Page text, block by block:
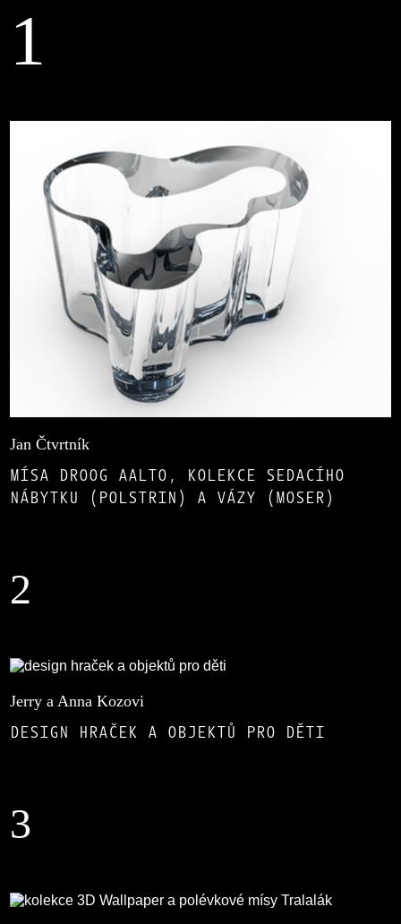
1
Jan Čtvrtník
MÍSA DROOG AALTO, KOLEKCE SEDACÍHO
NÁBYTKU (POLSTRIN) A VÁZY (MOSER)
2
Jerry a Anna Kozovi
DESIGN HRAČEK A OBJEKTŮ PRO DĚTI
3